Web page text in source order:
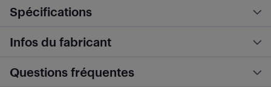
Spécifications
Infos du fabricant
Questions fréquentes